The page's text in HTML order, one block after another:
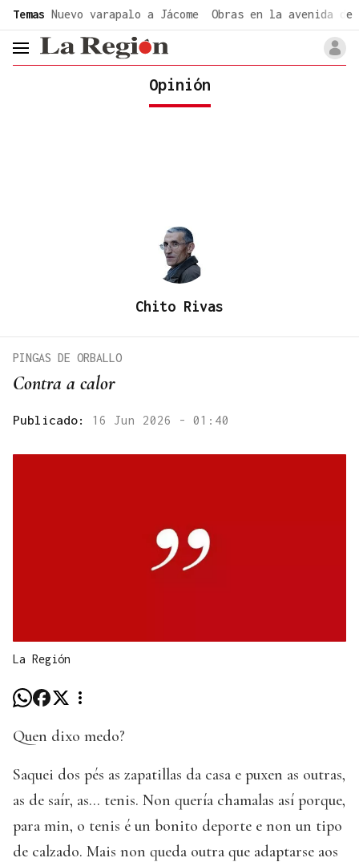
Temas Nuevo varapalo a Jácome Obras en la avenida de
header.menu.open
Opinión
Chito Rivas
Contra a calor
PINGAS DE ORBALLO
Publicado: 16 Jun 2026 - 01:40
La Región
Quen dixo medo?
Saquei dos pés as zapatillas da casa e puxen as outras,
as de saír, as... tenis. Non quería chamalas así porque,
para min, o tenis é un bonito deporte e non un tipo
de calzado. Mais non queda outra que adaptarse aos